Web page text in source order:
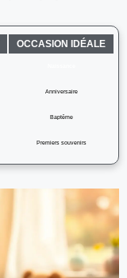
OCCASION IDÉALE
Anniversaire
Baptême
Premiers souvenirs